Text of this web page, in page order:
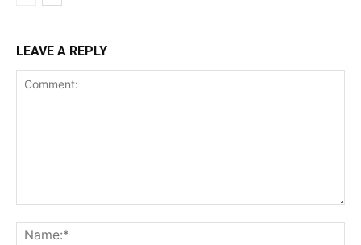
LEAVE A REPLY